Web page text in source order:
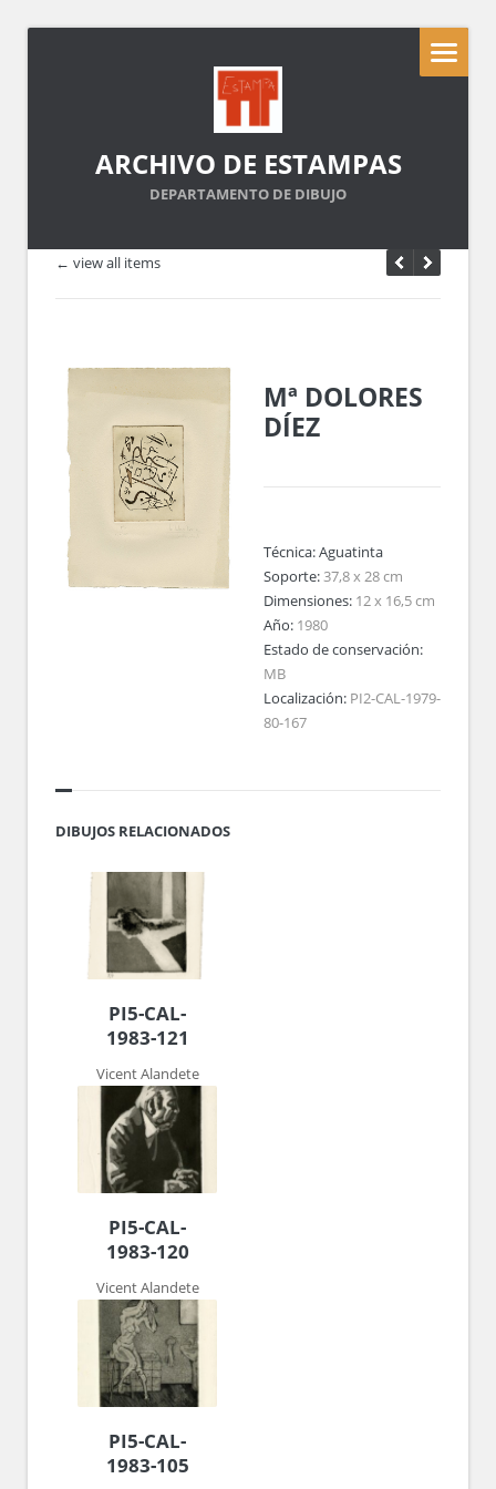
ARCHIVO DE ESTAMPAS
DEPARTAMENTO DE DIBUJO
← view all items
Mª DOLORES
DÍEZ
Técnica:Aguatinta
Soporte:37,8 x 28 cm
Dimensiones: 12 x 16,5 cm
Año: 1980
Estado de conservación:
MB
Localización: PI2-CAL-1979-
80-167
DIBUJOS RELACIONADOS
PI5-CAL-
1983-121
Vicent Alandete
PI5-CAL-
1983-120
Vicent Alandete
PI5-CAL-
1983-105